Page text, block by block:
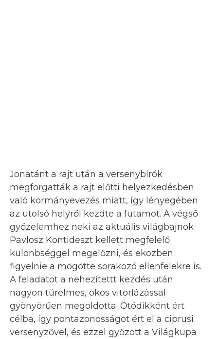
Jonatánt a rajt után a versenybírók
megforgatták a rajt előtti helyezkedésben
való kormányevezés miatt, így lényegében
az utolsó helyről kezdte a futamot. A végső
győzelemhez neki az aktuális világbajnok
Pavlosz Kontideszt kellett megfelelő
különbséggel megelőzni, és eközben
figyelnie a mögötte sorakozó ellenfelekre is.
A feladatot a nehezítettt kezdés után
nagyon türelmes, okos vitorlázással
gyönyörűen megoldotta. Ötödikként ért
célba, így pontazonosságot ért el a ciprusi
versenyzővel, és ezzel győzött a Világkupa